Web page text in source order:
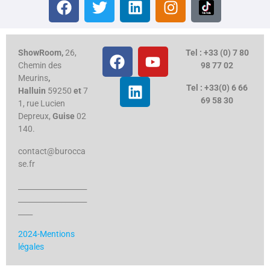
ShowRoom,26,
Chemin des
Meurins,
Halluin 59250 et7
1, rue Lucien
Depreux, Guise 02
140.
contact@burocca
se.fr
2024-Mentions
légales
Tel : +33 (0) 7 80
98 77 02
Tel : +33(0) 6 66
69 58 30